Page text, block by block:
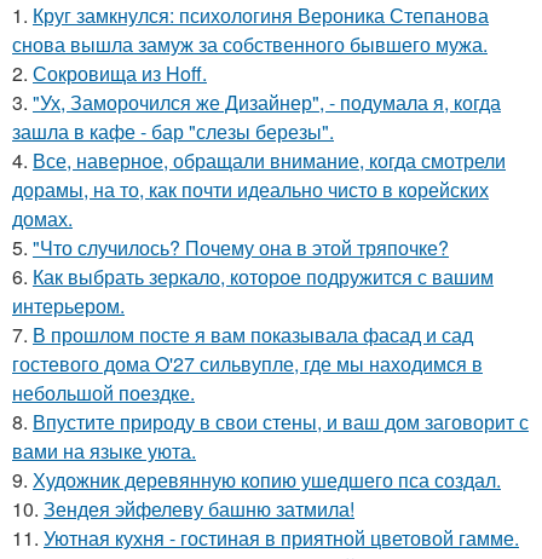
1. Круг замкнулся: психологиня Вероника Степанова
снова вышла замуж за собственного бывшего мужа.
2. Сокровища из Hoff.
3. "Ух, Заморочился же Дизайнер", - подумала я, когда
зашла в кафе - бар "слезы березы".
4. Все, наверное, обращали внимание, когда смотрели
дорамы, на то, как почти идеально чисто в корейских
домах.
5. "Что случилось? Почему она в этой тряпочке?
6. Как выбрать зеркало, которое подружится с вашим
интерьером.
7. В прошлом посте я вам показывала фасад и сад
гостевого дома O'27 сильвупле, где мы находимся в
небольшой поездке.
8. Впустите природу в свои стены, и ваш дом заговорит с
вами на языке уюта.
9. Художник деревянную копию ушедшего пса создал.
10. Зендея эйфелеву башню затмила!
11. Уютная кухня - гостиная в приятной цветовой гамме.